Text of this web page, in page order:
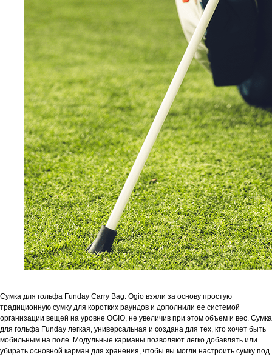
Сумка для гольфа Funday Carry Bag. Ogio взяли за основу простую
традиционную сумку для коротких раундов и дополнили ее системой
организации вещей на уровне OGIO, не увеличив при этом объем и вес. Сумка
для гольфа Funday легкая, универсальная и создана для тех, кто хочет быть
мобильным на поле. Модульные карманы позволяют легко добавлять или
убирать основной карман для хранения, чтобы вы могли настроить сумку под